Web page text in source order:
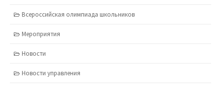
Всероссийская олимпиада школьников
Мероприятия
Новости
Новости управления